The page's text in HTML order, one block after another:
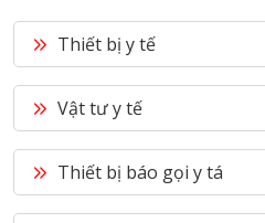
Thiết bị y tế
Vật tư y tế
Thiết bị báo gọi y tá